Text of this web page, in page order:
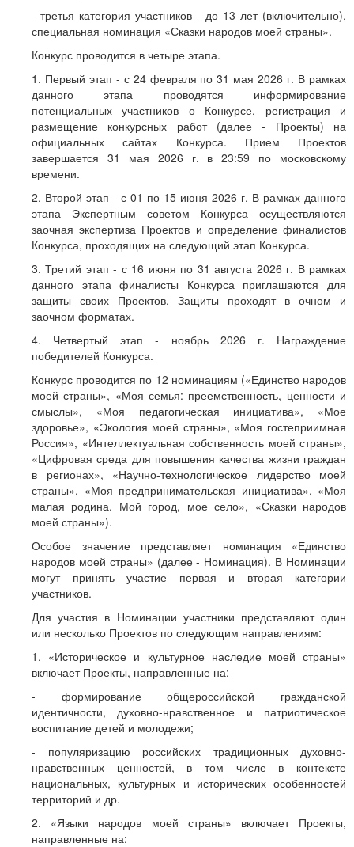
- третья категория участников - до 13 лет (включительно),
специальная номинация «Сказки народов моей страны».
Конкурс проводится в четыре этапа.
1. Первый этап - с 24 февраля по 31 мая 2026 г. В рамках
данного этапа проводятся информирование
потенциальных участников о Конкурсе, регистрация и
размещение конкурсных работ (далее - Проекты) на
официальных сайтах Конкурса. Прием Проектов
завершается 31 мая 2026 г. в 23:59 по московскому
времени.
2. Второй этап - с 01 по 15 июня 2026 г. В рамках данного
этапа Экспертным советом Конкурса осуществляются
заочная экспертиза Проектов и определение финалистов
Конкурса, проходящих на следующий этап Конкурса.
3. Третий этап - с 16 июня по 31 августа 2026 г. В рамках
данного этапа финалисты Конкурса приглашаются для
защиты своих Проектов. Защиты проходят в очном и
заочном форматах.
4. Четвертый этап - ноябрь 2026 г. Награждение
победителей Конкурса.
Конкурс проводится по 12 номинациям («Единство народов
моей страны», «Моя семья: преемственность, ценности и
смыслы», «Моя педагогическая инициатива», «Мое
здоровье», «Экология моей страны», «Моя гостеприимная
Россия», «Интеллектуальная собственность моей страны»,
«Цифровая среда для повышения качества жизни граждан
в регионах», «Научно-технологическое лидерство моей
страны», «Моя предпринимательская инициатива», «Моя
малая родина. Мой город, мое село», «Сказки народов
моей страны»).
Особое значение представляет номинация «Единство
народов моей страны» (далее - Номинация). В Номинации
могут принять участие первая и вторая категории
участников.
Для участия в Номинации участники представляют один
или несколько Проектов по следующим направлениям:
1. «Историческое и культурное наследие моей страны»
включает Проекты, направленные на:
- формирование общероссийской гражданской
идентичности, духовно-нравственное и патриотическое
воспитание детей и молодежи;
- популяризацию российских традиционных духовно-
нравственных ценностей, в том числе в контексте
национальных, культурных и исторических особенностей
территорий и др.
2. «Языки народов моей страны» включает Проекты,
направленные на: